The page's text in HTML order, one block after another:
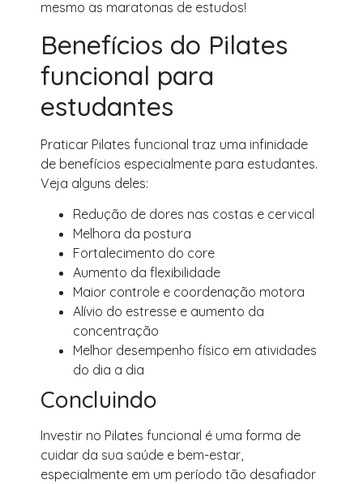
mesmo as maratonas de estudos!
Benefícios do Pilates
funcional para
estudantes
Praticar Pilates funcional traz uma infinidade
de benefícios especialmente para estudantes.
Veja alguns deles:
Redução de dores nas costas e cervical
Melhora da postura
Fortalecimento do core
Aumento da flexibilidade
Maior controle e coordenação motora
Alívio do estresse e aumento da
concentração
Melhor desempenho físico em atividades
do dia a dia
Concluindo
Investir no Pilates funcional é uma forma de
cuidar da sua saúde e bem-estar,
especialmente em um período tão desafiador